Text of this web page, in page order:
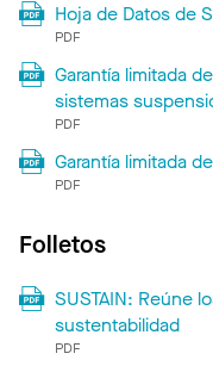
Hoja de Datos de
PDF
Garantía limitada
sistemas
PDF
Garantía limitada
PDF
Folletos
SUSTAIN: Reúne
sustentabilidad
PDF